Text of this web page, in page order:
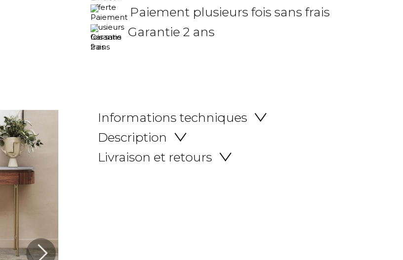
Paiement plusieurs fois sans frais
Garantie 2 ans
Informations techniques
Description
Livraison et retours